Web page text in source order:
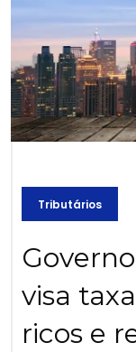
Tributários
visa
ricos e